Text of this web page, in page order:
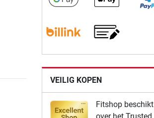
VEILIG KOPEN
Fitshop beschikt